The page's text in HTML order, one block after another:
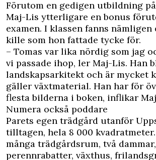
Förutom en gedigen utbildning
Maj-Lis ytterligare en bonus
examen. I klassen fanns
kille som hon fattade tycke för.
– Tomas var lika nördig som jag
vi passade ihop, ler Maj-Lis. Han
landskapsarkitekt och är mycket
gäller växtmaterial. Han har för
flesta bilderna i boken, inflikar
Numera också poddare
Parets egen trädgård utanför
tilltagen, hela 8 000
många trädgårdsrum, två
perennrabatter, växthus,